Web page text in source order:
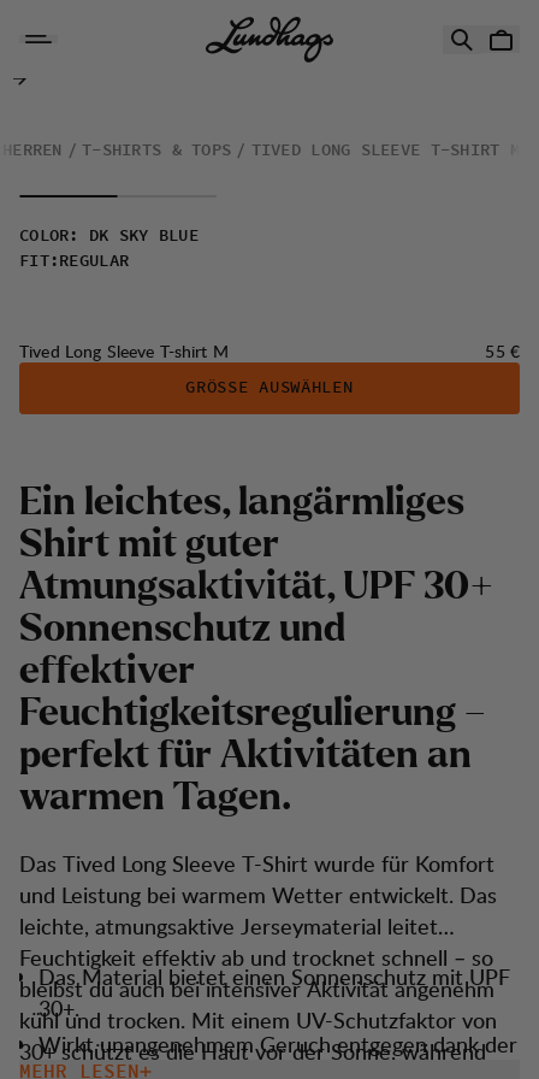
Tived Long Sleeve T-shirt M
HERREN T-SHIRTS & TOPS TIVED LONG SLEEVE T-SHIRT M
COLOR :
DK SKY BLUE
FIT: REGULAR
Tived Long Sleeve T-shirt M Preis:
55 €
GRÖSSE AUSWÄHLEN
Ein leichtes, langärmliges
Shirt mit guter
Atmungsaktivität, UPF 30+
Sonnenschutz und
effektiver
Feuchtigkeitsregulierung –
perfekt für Aktivitäten an
warmen Tagen.
Das Tived Long Sleeve T-Shirt wurde für Komfort
und Leistung bei warmem Wetter entwickelt. Das
leichte, atmungsaktive Jerseymaterial leitet
Feuchtigkeit effektiv ab und trocknet schnell – so
bleibst du auch bei intensiver Aktivität angenehm
kühl und trocken. Mit einem UV-Schutzfaktor von
30+ schützt es die Haut vor der Sonne, während
Das Material bietet einen Sonnenschutz mit UPF
30+.
Wirkt unangenehmem Geruch entgegen dank der
MEHR LESEN